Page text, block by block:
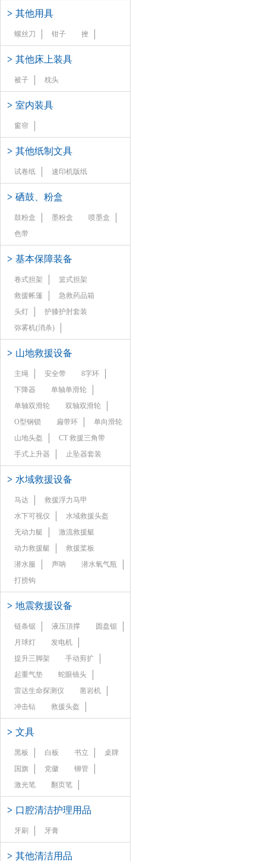
> 其他用具
螺丝刀 钳子 挫
> 其他床上装具
被子 枕头
> 室内装具
窗帘
> 其他纸制文具
试卷纸 速印机版纸
> 硒鼓、粉盒
鼓粉盒 墨粉盒
喷墨盒
色带
> 基本保障装备
卷式担架
篮式担架
救援帐篷
急救药品箱
头灯
护膝护肘套装
弥雾机(消杀)
> 山地救援设备
主绳 安全带
8字环
下降器
单轴单滑轮
单轴双滑轮
双轴双滑轮
O型钢锁
扁带环
单向滑轮
山地头盔
CT 救援三角带
手式上升器
止坠器套装
> 水域救援设备
马达
救援浮力马甲
水下可视仪
水域救援头盔
无动力艇
激流救援艇
动力救援艇
救援桨板
潜水服
声呐
潜水氧气瓶
打捞钩
> 地震救援设备
链条锯 液压頂撑
圆盘锯
月球灯
发电机
提升三脚架
手动剪扩
起重气垫
蛇眼镜头
雷达生命探测仪
凿岩机
冲击钻
救援头盔
> 文具
黑板 白板 书立
桌牌
国旗
党徽
铆管
激光笔
翻页笔
> 口腔清洁护理用品
牙刷 牙膏
> 其他清洁用品